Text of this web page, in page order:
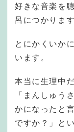
好きな音楽を
呂につかります
とにかくいか
います。
本当に生理中
「まんしゅう
かになったと
ですか？」と